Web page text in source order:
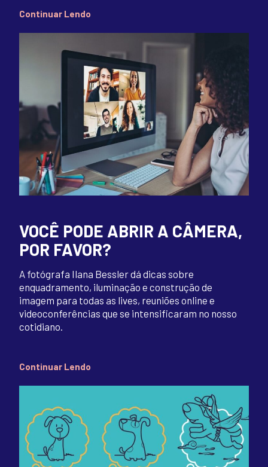
Continuar Lendo
VOCÊ PODE ABRIR A CÂMERA,
POR FAVOR?
A fotógrafa Ilana Bessler dá dicas sobre
enquadramento, iluminação e construção de
imagem para todas as lives, reuniões online e
videoconferências que se intensificaram no nosso
cotidiano.
Continuar Lendo